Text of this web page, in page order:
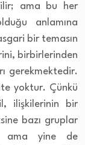
ama bu her
anlamına
bir temasın
birbirlerinden
gerekmektedir.
yoktur. Çünkü
ilişkilerinin bir
bazı gruplar
ama yine de